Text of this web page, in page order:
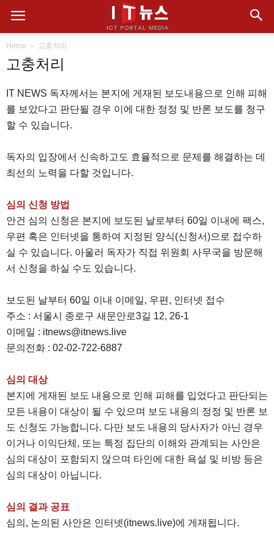
Home 고충처리
고충처리
IT NEWS 독자께서는 본지에 게재된 보도내용으로 인해 피해
를 보았다고 판단될 경우 이에 대한 정정 및 반론 보도를 청구
할 수 있습니다.
독자의 입장에서 신속하고도 효율적으로 문제를 해결하는 데
최선의 노력을 다할 것입니다.
심의 신청 방법
안건 심의 신청은 본지에 보도된 날로부터 60일 이내에 팩스,
우편 혹은 인터넷을 통하여 지정된 양식(신청서)으로 접수하
실 수 있습니다. 아울러 독자가 직접 위원회 사무국을 방문해
서 신청을 하실 수도 있습니다.
보도된 날부터 60일 이내 이메일, 우편, 인터넷 접수
주소 : 서울시 종로구 새문안로3길 12, 26-1
이메일 : itnews@itnews.live
문의전화 : 02-02-722-6887
심의 대상
본지에 게재된 보도 내용으로 인해 피해를 입었다고 판단되는
모든 내용이 대상이 될 수 있으며 보도 내용의 정정 및 반론 보
도 신청도 가능합니다. 다만 보도 내용의 당사자가 아닌 경우
이거나 이익단체, 또는 특정 집단의 이해와 관계되는 사안은
심의 대상이 포함되지 않으며 타인에 대한 욕설 및 비방 등은
심의 대상이 아닙니다.
심의 결과 공표
심의, 논의된 사안은 인터넷(itnews.live)에 게재됩니다.